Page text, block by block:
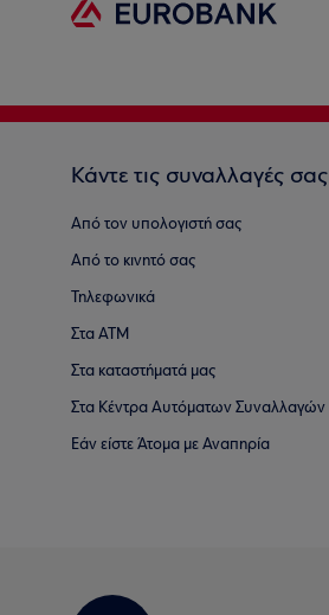
Κάντε τις συναλλαγές σας
Από τον υπολογιστή σας
Από το κινητό σας
Τηλεφωνικά
Στα ΑΤΜ
Στα καταστήματά μας
Στα Κέντρα Αυτόματων Συναλλαγών
Εάν είστε Άτομα με Αναπηρία